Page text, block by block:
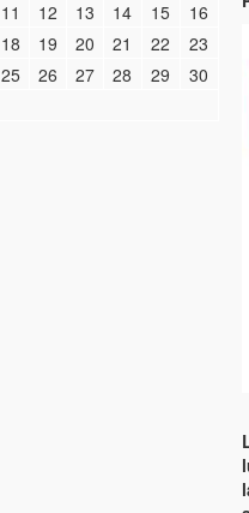
11 12 13 14 15
16
18 19 20 21 22
23
25 26 27 28 29
30